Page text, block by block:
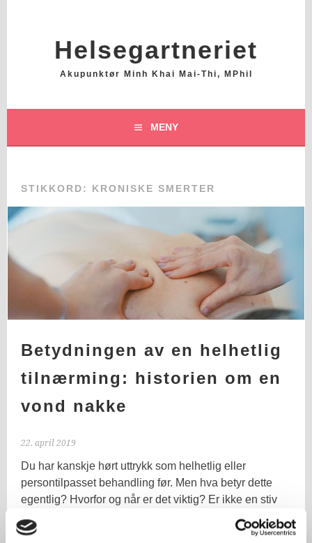
Helsegartneriet
Akupunktør Minh Khai Mai-Thi, MPhil
MENY
STIKKORD: KRONISKE SMERTER
Betydningen av en helhetlig
tilnærming: historien om en
vond nakke
22. april 2019
Du har kanskje hørt uttrykk som helhetlig eller
persontilpasset behandling før. Men hva betyr dette
egentlig? Hvorfor og når er det viktig? Er ikke en stiv
nakke bare en stiv nakke? Jo, ofte er det heldigvis slik:
en enkel årsak med enkle løsninger. Andre ganger er